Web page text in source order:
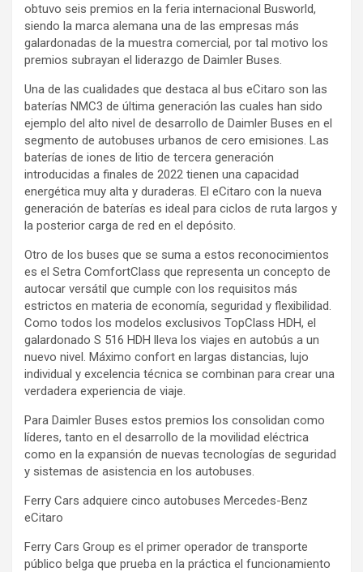
obtuvo seis premios en la feria internacional Busworld,
siendo la marca alemana una de las empresas más
galardonadas de la muestra comercial, por tal motivo los
premios subrayan el liderazgo de Daimler Buses.
Una de las cualidades que destaca al bus eCitaro son las
baterías NMC3 de última generación las cuales han sido
ejemplo del alto nivel de desarrollo de Daimler Buses en el
segmento de autobuses urbanos de cero emisiones. Las
baterías de iones de litio de tercera generación
introducidas a finales de 2022 tienen una capacidad
energética muy alta y duraderas. El eCitaro con la nueva
generación de baterías es ideal para ciclos de ruta largos y
la posterior carga de red en el depósito.
Otro de los buses que se suma a estos reconocimientos
es el Setra ComfortClass que representa un concepto de
autocar versátil que cumple con los requisitos más
estrictos en materia de economía, seguridad y flexibilidad.
Como todos los modelos exclusivos TopClass HDH, el
galardonado S 516 HDH lleva los viajes en autobús a un
nuevo nivel. Máximo confort en largas distancias, lujo
individual y excelencia técnica se combinan para crear una
verdadera experiencia de viaje.
Para Daimler Buses estos premios los consolidan como
líderes, tanto en el desarrollo de la movilidad eléctrica
como en la expansión de nuevas tecnologías de seguridad
y sistemas de asistencia en los autobuses.
Ferry Cars adquiere cinco autobuses Mercedes-Benz
eCitaro
Ferry Cars Group es el primer operador de transporte
público belga que prueba en la práctica el funcionamiento